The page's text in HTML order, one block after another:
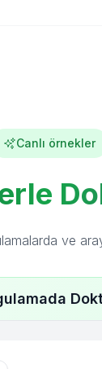
Canlı örnekler
ve